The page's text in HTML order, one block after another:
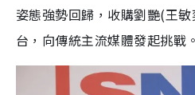
姿態強勢回歸，收購劉艷(王
台，向傳統主流媒體發起挑戰。